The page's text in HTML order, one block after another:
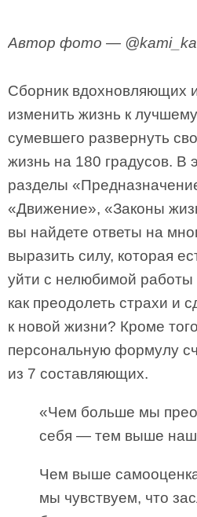
Автор фото —
Сборник вдохновляющих
изменить жизнь к
сумевшего развернуть
жизнь на 180 градусов. В
разделы
«Движение», «Законы
вы найдете ответы на
выразить силу, которая
уйти с нелюбимой работы
как преодолеть страхи и
к новой жизни? Кроме
персональную формулу
из 7 составляющих.
«Чем больше мы
себя — тем выше
Чем выше
мы чувствуем, что